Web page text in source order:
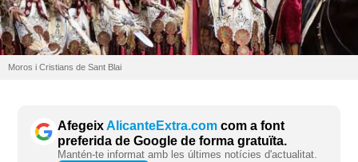
Moros i Cristians de Sant Blai
AfegeixAlicanteExtra.com com a font
preferida de Google de forma gratuïta.
Mantén-te informat amb les últimes notícies d'actualitat.